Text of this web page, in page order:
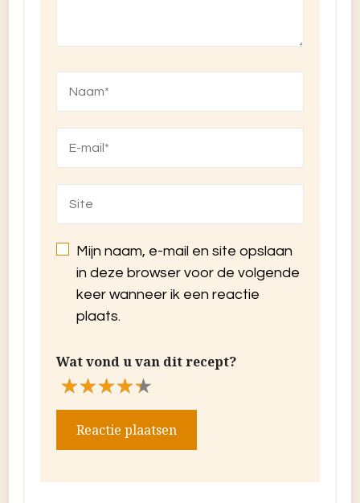
Mijn naam, e-mail en site opslaan
in deze browser voor de volgende
keer wanneer ik een reactie
plaats.
Wat vond u van dit recept?